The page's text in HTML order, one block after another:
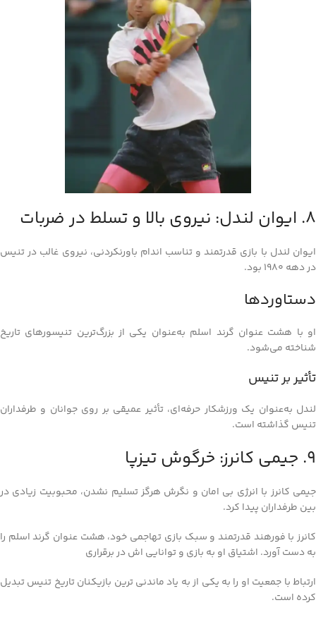
8. ایوان لندل: نیروی بالا و تسلط در ضربات
ایوان لندل با بازی قدرتمند و تناسب اندام باورنکردنی، نیروی غالب در تنیس
در دهه 1980 بود.
دستاوردها
او با هشت عنوان گرند اسلم به‌عنوان یکی از بزرگ‌ترین تنیسورهای تاریخ
شناخته می‌شود.
تأثیر بر تنیس
لندل به‌عنوان یک ورزشکار حرفه‌ای، تأثیر عمیقی بر روی جوانان و طرفداران
تنیس گذاشته است.
9. جیمی کانرز: خرگوش تیزپا
جیمی کانرز با انرژی بی‌ امان و نگرش هرگز تسلیم نشدن، محبوبیت زیادی در
بین طرفداران پیدا کرد.
کانرز با فورهند قدرتمند و سبک بازی تهاجمی خود، هشت عنوان گرند اسلم را
به دست آورد. اشتیاق او به بازی و توانایی اش در برقراری
ارتباط با جمعیت او را به یکی از به یاد ماندنی ترین بازیکنان تاریخ تنیس تبدیل
کرده است.